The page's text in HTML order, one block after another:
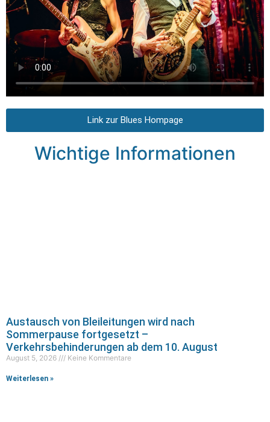
Link zur Blues Hompage
Wichtige Informationen
Austausch von Bleileitungen wird nach
Sommerpause fortgesetzt –
Verkehrsbehinderungen ab dem 10. August
August 5, 2026 Keine Kommentare
Weiterlesen »